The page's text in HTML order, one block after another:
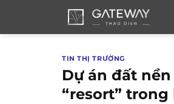
TIN THỊ TRƯỜNG
Dự án đất
“resort”